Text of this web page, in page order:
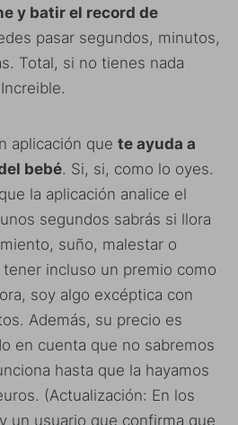
y batir el record de
pasar segundos, minutos,
Total, si no tienes nada
aplicación que te ayuda a
bebé. Si, si, como lo oyes.
la aplicación analice el
segundos sabrás si llora
suño, malestar o
incluso un premio como
soy algo excéptica con
Además, su precio es
en cuenta que no sabremos
hasta que la hayamos
(Actualización: En los
un usuario que confirma que